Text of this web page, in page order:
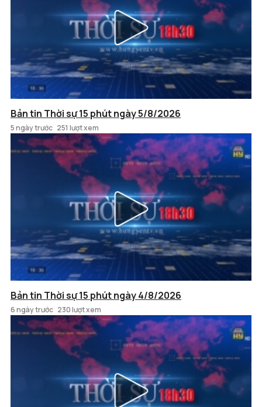
Bản tin Thời sự 15 phút ngày 5/8/2026
5 ngày trước 251 lượt xem
Bản tin Thời sự 15 phút ngày 4/8/2026
6 ngày trước 230 lượt xem